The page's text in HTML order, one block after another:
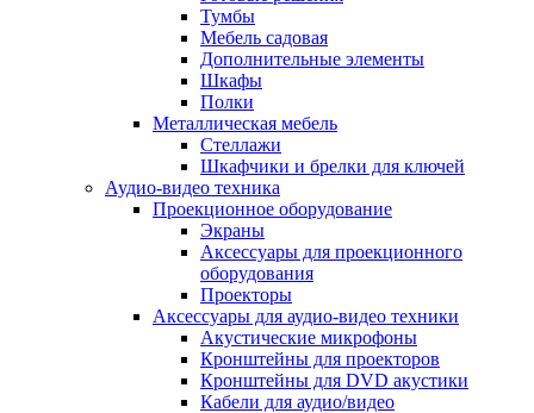
Тумбы
Мебель садовая
Дополнительные элементы
Шкафы
Полки
Металлическая мебель
Стеллажи
Шкафчики и брелки для ключей
Аудио-видео техника
Проекционное оборудование
Экраны
Аксессуары для проекционного
оборудования
Проекторы
Аксессуары для аудио-видео техники
Акустические микрофоны
Кронштейны для проекторов
Кронштейны для DVD акустики
Кабели для аудио/видео